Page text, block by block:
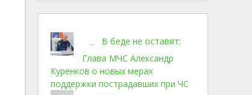
В беде не оставят:
Глава МЧС Александр
Куренков о новых мерах
поддержки пострадавших при ЧС